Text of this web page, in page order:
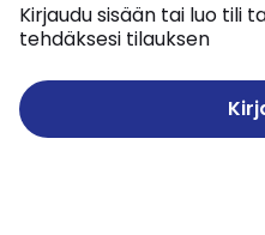
Kirjaudu sisään tai luo tili
tehdäksesi tilauksen